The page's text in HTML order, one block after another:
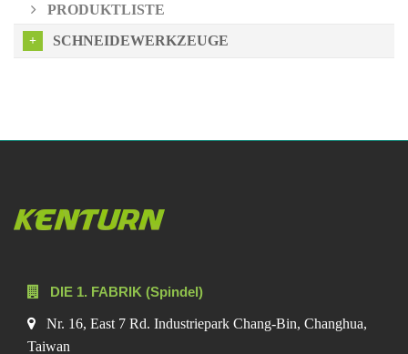
PRODUKTLISTE
SCHNEIDEWERKZEUGE
DIE 1. FABRIK (Spindel)
Nr. 16, East 7 Rd. Industriepark Chang-Bin, Changhua,
Taiwan